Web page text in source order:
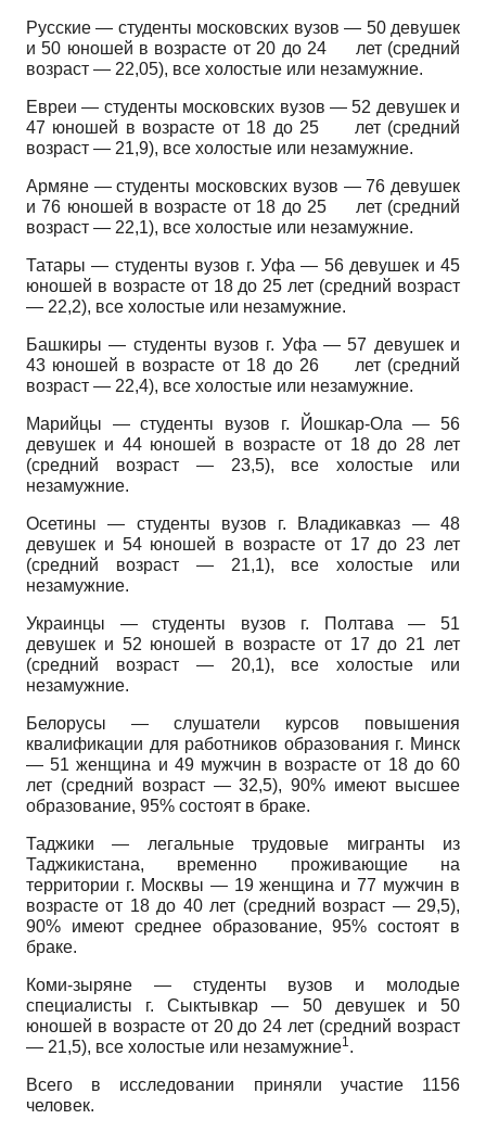
Русские — студенты московских вузов — 50 девушек
и 50 юношей в возрасте от 20 до 24 лет (средний
возраст — 22,05), все холостые или незамужние.
Евреи — студенты московских вузов — 52 девушек и
47 юношей в возрасте от 18 до 25 лет (средний
возраст — 21,9), все холостые или незамужние.
Армяне — студенты московских вузов — 76 девушек
и 76 юношей в возрасте от 18 до 25 лет (средний
возраст — 22,1), все холостые или незамужние.
Татары — студенты вузов г. Уфа — 56 девушек и 45
юношей в возрасте от 18 до 25 лет (средний возраст
— 22,2), все холостые или незамужние.
Башкиры — студенты вузов г. Уфа — 57 девушек и
43 юношей в возрасте от 18 до 26 лет (средний
возраст — 22,4), все холостые или незамужние.
Марийцы — студенты вузов г. Йошкар-Ола — 56
девушек и 44 юношей в возрасте от 18 до 28 лет
(средний возраст — 23,5), все холостые или
незамужние.
Осетины — студенты вузов г. Владикавказ — 48
девушек и 54 юношей в возрасте от 17 до 23 лет
(средний возраст — 21,1), все холостые или
незамужние.
Украинцы — студенты вузов г. Полтава — 51
девушек и 52 юношей в возрасте от 17 до 21 лет
(средний возраст — 20,1), все холостые или
незамужние.
Белорусы — слушатели курсов повышения
квалификации для работников образования г. Минск
— 51 женщина и 49 мужчин в возрасте от 18 до 60
лет (средний возраст — 32,5), 90% имеют высшее
образование, 95% состоят в браке.
Таджики — легальные трудовые мигранты из
Таджикистана, временно проживающие на
территории г. Москвы — 19 женщина и 77 мужчин в
возрасте от 18 до 40 лет (средний возраст — 29,5),
90% имеют среднее образование, 95% состоят в
браке.
Коми-зыряне — студенты вузов и молодые
специалисты г. Сыктывкар — 50 девушек и 50
юношей в возрасте от 20 до 24 лет (средний возраст
— 21,5), все холостые или незамужние1.
Всего в исследовании приняли участие 1156
человек.